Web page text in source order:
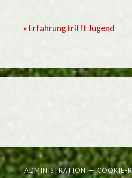
« Erfahrung trifft Jugend
ADMINISTRATION —COOKIE-